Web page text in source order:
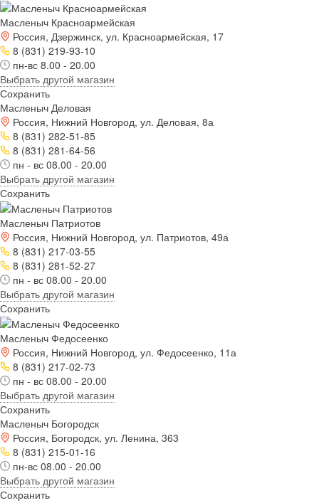
Масленыч Красноармейская
Россия, Дзержинск, ул. Красноармейская, 17
8 (831) 219-93-10
пн-вс 8.00 - 20.00
Выбрать другой магазин
Сохранить
Масленыч Деловая
Россия, Нижний Новгород, ул. Деловая, 8а
8 (831) 282-51-85
8 (831) 281-64-56
пн - вс 08.00 - 20.00
Выбрать другой магазин
Сохранить
Масленыч Патриотов
Россия, Нижний Новгород, ул. Патриотов, 49а
8 (831) 217-03-55
8 (831) 281-52-27
пн - вс 08.00 - 20.00
Выбрать другой магазин
Сохранить
Масленыч Федосеенко
Россия, Нижний Новгород, ул. Федосеенко, 11а
8 (831) 217-02-73
пн - вс 08.00 - 20.00
Выбрать другой магазин
Сохранить
Масленыч Богородск
Россия, Богородск, ул. Ленина, 363
8 (831) 215-01-16
пн-вс 08.00 - 20.00
Выбрать другой магазин
Сохранить